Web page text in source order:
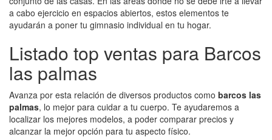
a cabo ejercicio en espacios abiertos, estos elementos te
ayudarán a poner tu gimnasio individual en tu hogar.
Listado top ventas para Barcos
las palmas
Avanza por esta relación de diversos productos como barcos las
palmas, lo mejor para cuidar a tu cuerpo. Te ayudaremos a
localizar los mejores modelos, a poder comparar precios y
alcanzar la mejor opción para tu aspecto físico.